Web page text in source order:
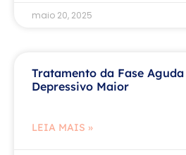
maio 20, 2025
Tratamento da Fase
Depressivo Maior
LEIA MAIS »